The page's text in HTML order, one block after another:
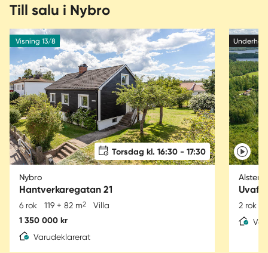
Till salu i Nybro
Visning 13/8
Torsdag kl. 16:30 - 17:30
Nybro
Hantverkaregatan 21
6 rok 119 + 82 m2 Villa
1 350 000 kr
Varudeklarerat
2 rok